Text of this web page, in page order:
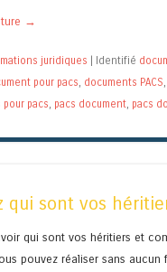
→
juridiques Identifié
pour pacs, documents PACS,
pacs, pacs document, pacs
qui sont vos
qui sont vos héritiers et
pouvez réaliser sans aucun